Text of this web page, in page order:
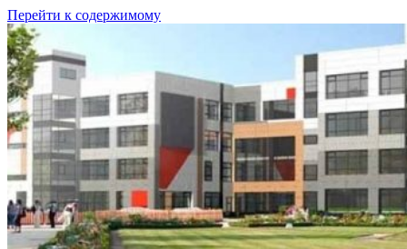
Перейти к содержимому